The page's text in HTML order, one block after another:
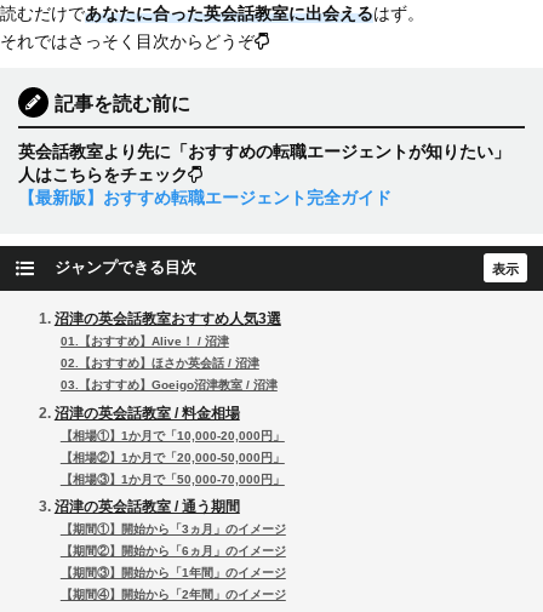
読むだけであなたに合った英会話教室に出会えるはず。
それではさっそく目次からどうぞ
記事を読む前に
英会話教室より先に「おすすめの転職エージェントが知りたい」
人はこちらをチェック
【最新版】おすすめ転職エージェント完全ガイド
ジャンプできる目次
沼津の英会話教室おすすめ人気3選
01.【おすすめ】Alive！ / 沼津
02.【おすすめ】ほさか英会話 / 沼津
03.【おすすめ】Goeigo沼津教室 / 沼津
沼津の英会話教室 / 料金相場
【相場①】1か月で「10,000-20,000円」
【相場②】1か月で「20,000-50,000円」
【相場③】1か月で「50,000-70,000円」
沼津の英会話教室 / 通う期間
【期間①】開始から「3ヵ月」のイメージ
【期間②】開始から「6ヵ月」のイメージ
【期間③】開始から「1年間」のイメージ
【期間④】開始から「2年間」のイメージ